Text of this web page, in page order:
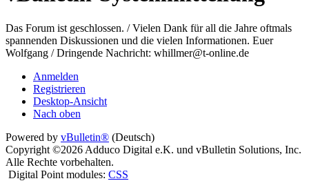
Das Forum ist geschlossen. / Vielen Dank für all die Jahre oftmals
spannenden Diskussionen und die vielen Informationen. Euer
Wolfgang / Dringende Nachricht: whillmer@t-online.de
Anmelden
Registrieren
Desktop-Ansicht
Nach oben
Powered by vBulletin® (Deutsch)
Copyright ©2026 Adduco Digital e.K. und vBulletin Solutions, Inc.
Alle Rechte vorbehalten.
Digital Point modules: CSS